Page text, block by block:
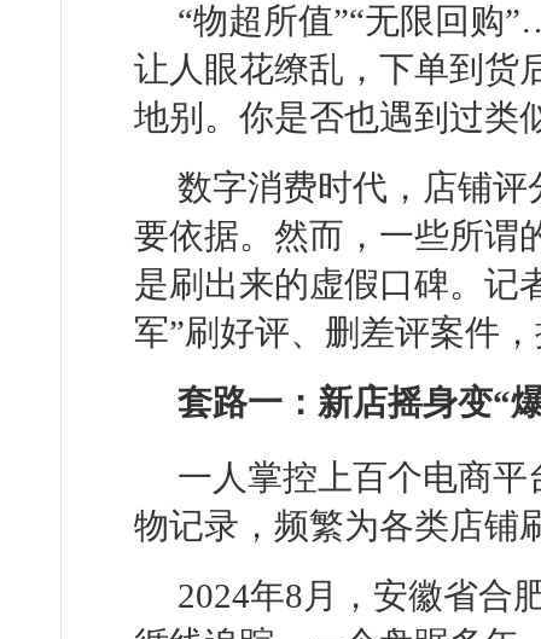
“物超所值”“无限回购
让人眼花缭乱，下单到货
地别。你是否也遇到过类
数字消费时代，店铺
要依据。然而，一些所谓
是刷出来的虚假口碑。记
军”刷好评、删差评案件
套路一：新店摇身变“
一人掌控上百个电商
物记录，频繁为各类店
2024年8月，安徽省合